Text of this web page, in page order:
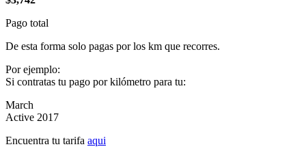
Pago total
De esta forma solo pagas por los km que recorres.
Por ejemplo:
Si contratas tu pago por kilómetro para tu:
March
Active 2017
Encuentra tu tarifa aqui